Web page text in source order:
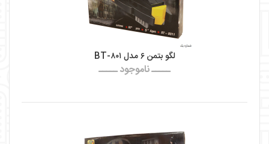
لگو بتمن ۶ مدل BT-۸۰۱
ـــــ ناموجود ـــــ